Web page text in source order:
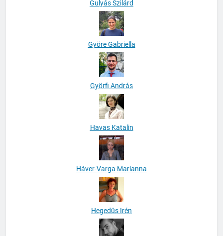
Gulyás Szilárd
Györe Gabriella
Györfi András
Havas Katalin
Háver-Varga Marianna
Hegedüs Irén